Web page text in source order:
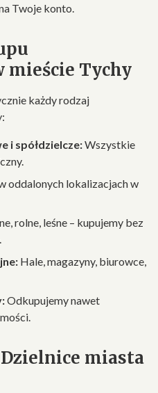
Twoje konto.
mieście Tychy
każdy rodzaj
i spółdzielcze:Wszystkie
oddalonych lokalizacjach w
rolne, leśne – kupujemy bez
Hale, magazyny, biurowce,
Odkupujemy nawet
Dzielnice miasta